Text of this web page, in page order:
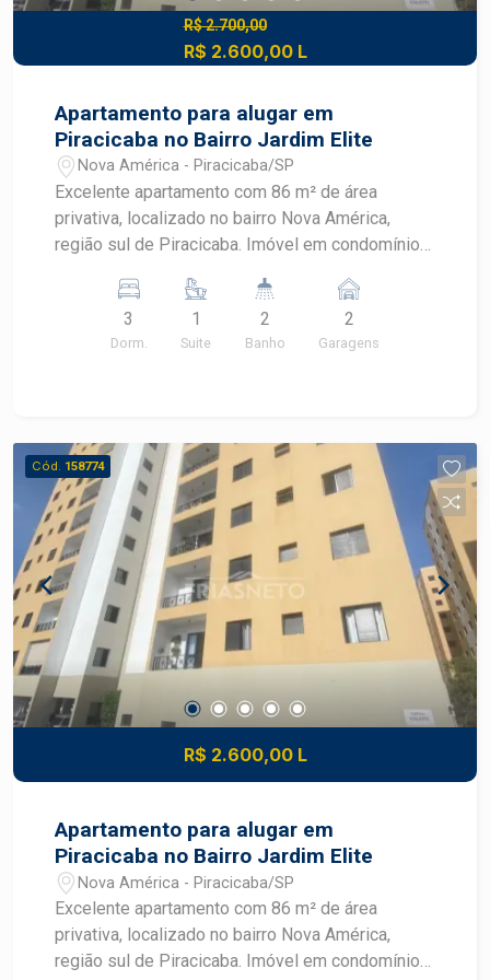
R$ 2.700,00
R$ 2.600,00 L
Apartamento para alugar em
Piracicaba no Bairro Jardim Elite
Nova América - Piracicaba/SP
Excelente apartamento com 86 m² de área
privativa, localizado no bairro Nova América,
região sul de Piracicaba. Imóvel em condomínio
segurança e praticidade no dia a dia.
Características do imóvel: - 03 dormitórios,
sendo 01 suíte - 02 banheiros - Sala de estar
Espaço fitness - Espaço kids - Salão de festas -
Área de lazer Localização estratégica, próximo a
comércios, serviços, escolas e com fácil acesso
às principais vias da cidade.
3
Dorm.
1
Suite
2
Banho
2
Garagens
Cód. 158774
R$ 2.600,00 L
Apartamento para alugar em
Piracicaba no Bairro Jardim Elite
Nova América - Piracicaba/SP
Excelente apartamento com 86 m² de área
privativa, localizado no bairro Nova América,
região sul de Piracicaba. Imóvel em condomínio